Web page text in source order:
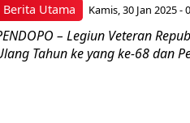
Berita Utama Kamis, 30 Jan 2025 -
– Legiun Veteran
Tahun ke yang ke-68 dan